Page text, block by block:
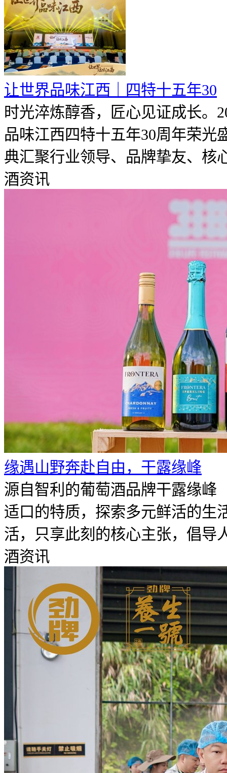
让世界品味江西｜四特十五年30
时光淬炼醇香，匠心见证成长。
品味江西四特十五年30周年荣光
典汇聚行业领导、品牌挚友、核
酒资讯
​缘遇山野奔赴自由，干露缘峰
源自智利的葡萄酒品牌干露缘峰
适口的特质，探索多元鲜活的生
活，只享此刻的核心主张，倡导
酒资讯